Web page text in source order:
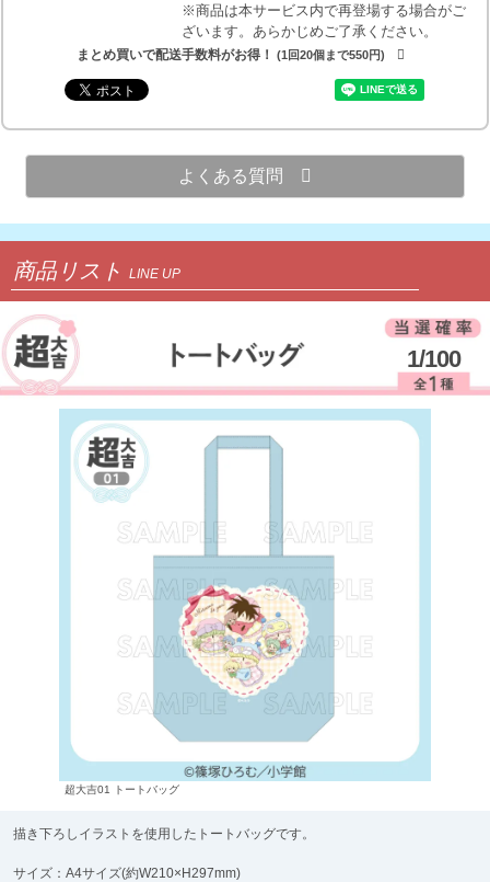
※商品は本サービス内で再登場する場合がご
ざいます。あらかじめご了承ください。
まとめ買いで配送手数料がお得！ (1回20個まで550円)
よくある質問
商品リスト LINE UP
1/100
超大吉01 トートバッグ
描き下ろしイラストを使用したトートバッグです。
サイズ：A4サイズ(約W210×H297mm)